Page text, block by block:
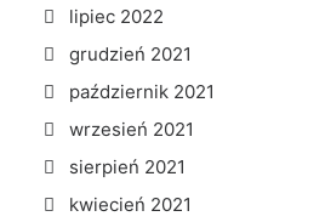
lipiec 2022
grudzień 2021
październik 2021
wrzesień 2021
sierpień 2021
kwiecień 2021